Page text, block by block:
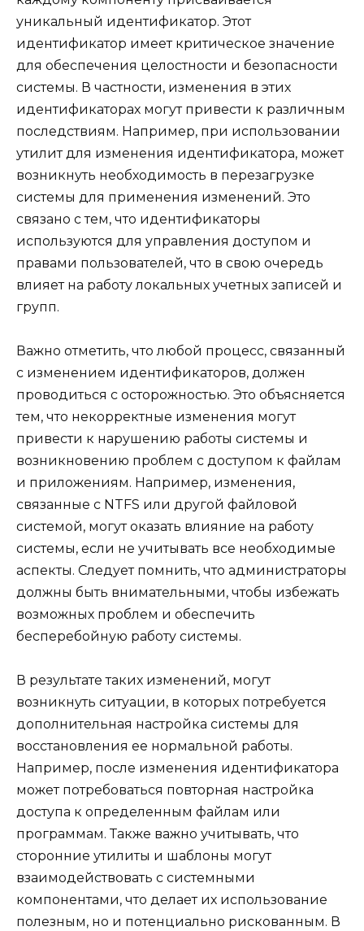
уникальный идентификатор. Этот
идентификатор имеет критическое значение
для обеспечения целостности и безопасности
системы. В частности, изменения в этих
идентификаторах могут привести к различным
последствиям. Например, при использовании
утилит для изменения идентификатора, может
возникнуть необходимость в перезагрузке
системы для применения изменений. Это
связано с тем, что идентификаторы
используются для управления доступом и
правами пользователей, что в свою очередь
влияет на работу локальных учетных записей и
групп.
Важно отметить, что любой процесс, связанный
с изменением идентификаторов, должен
проводиться с осторожностью. Это объясняется
тем, что некорректные изменения могут
привести к нарушению работы системы и
возникновению проблем с доступом к файлам
и приложениям. Например, изменения,
связанные с NTFS или другой файловой
системой, могут оказать влияние на работу
системы, если не учитывать все необходимые
аспекты. Следует помнить, что администраторы
должны быть внимательными, чтобы избежать
возможных проблем и обеспечить
бесперебойную работу системы.
В результате таких изменений, могут
возникнуть ситуации, в которых потребуется
дополнительная настройка системы для
восстановления ее нормальной работы.
Например, после изменения идентификатора
может потребоваться повторная настройка
доступа к определенным файлам или
программам. Также важно учитывать, что
сторонние утилиты и шаблоны могут
взаимодействовать с системными
компонентами, что делает их использование
полезным, но и потенциально рискованным. В